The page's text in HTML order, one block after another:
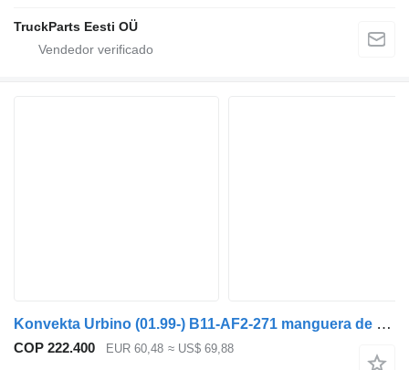
TruckParts Eesti OÜ
Konvekta Urbino (01.99-) B11-AF2-271 manguera de aire acondicionado para Solaris Urbino, Alpino, Vacanza (1999-) autobús
COP 222.400 EUR 60,48 ≈ US$ 69,88